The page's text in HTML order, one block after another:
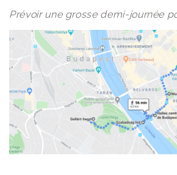
Prévoir une grosse demi-journée